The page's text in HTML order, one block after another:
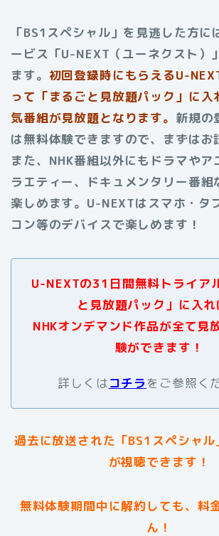
「BS1スペシャル」を見逃した方に
ービス「U-NEXT（ユーネクスト）
ます。 初回登録時にもらえるU-
って「まるごと見放題パック」に入
気番組が見放題となります。 新規の
は無料体験できますので、まずはお
また、NHK番組以外にもドラマやア
ラエティー、ドキュメンタリー番組
楽しめます。 U-NEXTはスマホ・タ
コン等のデバイスで楽しめます！
U-NEXTの31日間無料トライア
と見放題パック」に入れ
NHKオンデマンド作品が全て見
験ができます！
詳しくはコチラをご参照く
過去に放送された 「BS1スペシャル
が視聴できます！
無料体験期間中に解約しても、料
ん！